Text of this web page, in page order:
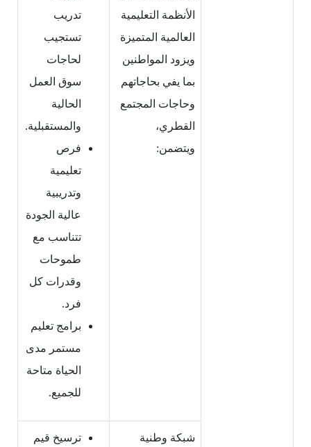
الأنظمة التعليمية
العالمية المتميزة
ويزود المواطنين
بما يفي بحاجاتهم
وحاجات المجتمع
القطري،
ويتضمن:
تدريب
تستجيب
لحاجات
سوق العمل
الحالية
والمستقبلية.
فرص
تعليمية
وتدريبية
عالية الجودة
تتناسب مع
طموحات
وقدرات كل
فرد.
برامج تعليم
مستمر مدى
الحياة متاحة
للجميع.
شبكة وطنية
ترسيخ قيم